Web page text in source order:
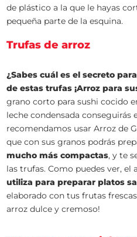
de plástico a la que le hayas
pequeña parte de la esquina.
Trufas de arroz
¿Sabes cuál es el secreto
de estas trufas ¡Arroz para
grano corto para sushi cocido
leche condensada conseguirás
recomendamos usar Arroz de
que con sus granos podrás
mucho más compactas, y te
las trufas. Como puedes ver, el
utiliza para preparar platos
elaborado con tus frutas
arroz dulce y cremoso!